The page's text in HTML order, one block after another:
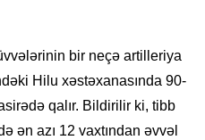
bir neçə artilleriya
Hilu xəstəxanasında 90-
qalır. Bildirilir ki, tibb
ən azı 12 vaxtından əvvəl